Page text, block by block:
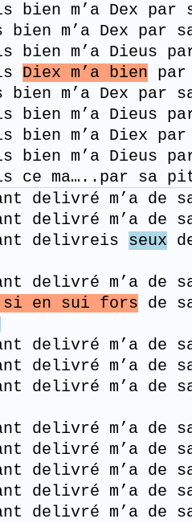
bien m’a Dex
bien m’a Dex
bien m’a Dieus
Diex m’a bien
bien m’a Dex
bien m’a Dieus
bien m’a Diex
bien m’a Dieus
ce ma…..par sa
delivré m’a de
delivré m’a de
delivreis seux
delivré m’a de
en sui fors de
delivré m’a de
delivré m’a de
delivré m’a de
delivré m’a de
delivré m’a de
delivré m’a de
delivré m’a de
delivré m’a de